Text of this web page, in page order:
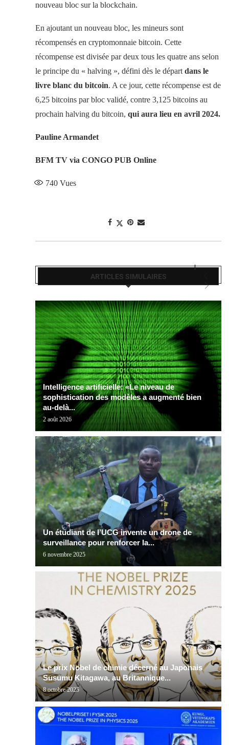
nouveau bloc sur la blockchain.
En ajoutant un nouveau bloc, les mineurs sont
récompensés en cryptomonnaie bitcoin. Cette
récompense est divisée par deux tous les quatre ans selon
le principe du « halving », défini dès le départ dans le
livre blanc du bitcoin. A ce jour, cette récompense est de
6,25 bitcoins par bloc validé, contre 3,125 bitcoins au
prochain halving du bitcoin, qui aura lieu en avril 2024.
Pauline Armandet
BFM TV via CONGO PUB Online
740 Vues
ARTICLES SIMULAIRES
Intelligence artificielle: «Le niveau de
sophistication des modèles a augmenté bien
au-delà...
2 août 2026
Un étudiant de l’UCG invente un drone de
surveillance pour renforcer la...
6 novembre 2025
Le prix Nobel de chimie décerné au Japonais
Susumu Kitagawa, au Britannique...
8 octobre 2025